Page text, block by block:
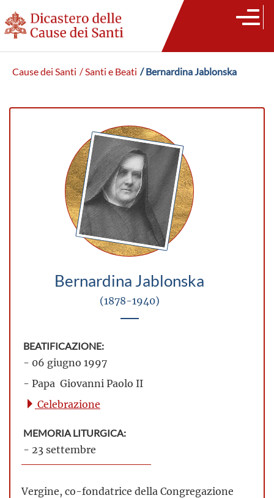
Cause dei Santi / Santi e Beati / Bernardina Jablonska
Bernardina Jablonska
(1878-1940)
BEATIFICAZIONE:
- 06 giugno 1997
- Papa Giovanni Paolo II
Celebrazione
MEMORIA LITURGICA:
- 23 settembre
Vergine, co-fondatrice della Congregazione